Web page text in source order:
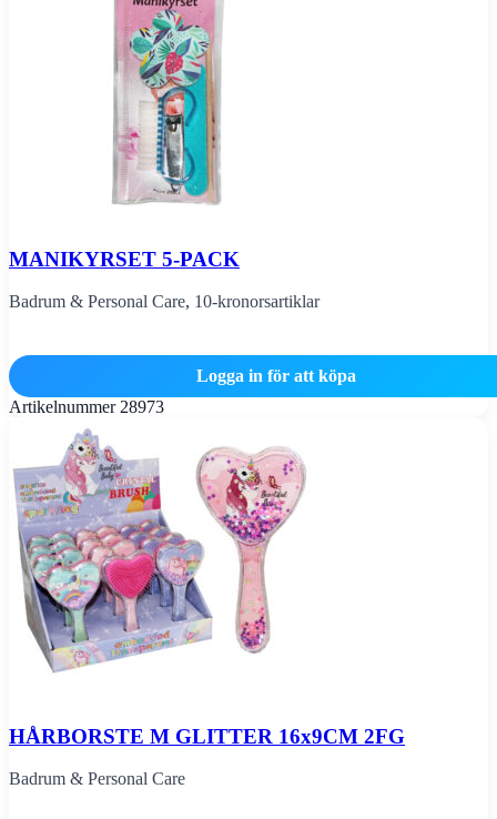
MANIKYRSET 5-PACK
Badrum & Personal Care, 10-kronorsartiklar
Logga in för att köpa
Artikelnummer 28973
HÅRBORSTE M GLITTER 16x9CM 2FG
Badrum & Personal Care